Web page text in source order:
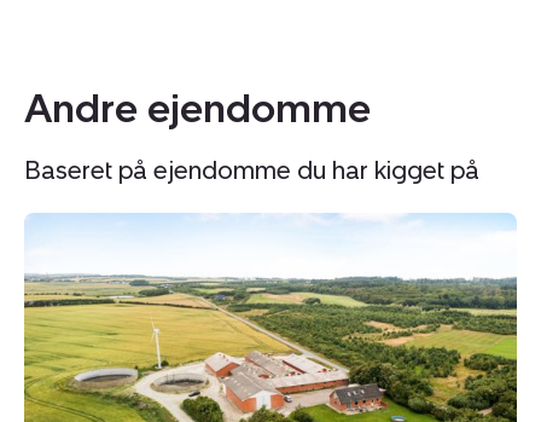
Andre ejendomme
Baseret på ejendomme du har kigget på
2A,
7760
Hurup
Thy